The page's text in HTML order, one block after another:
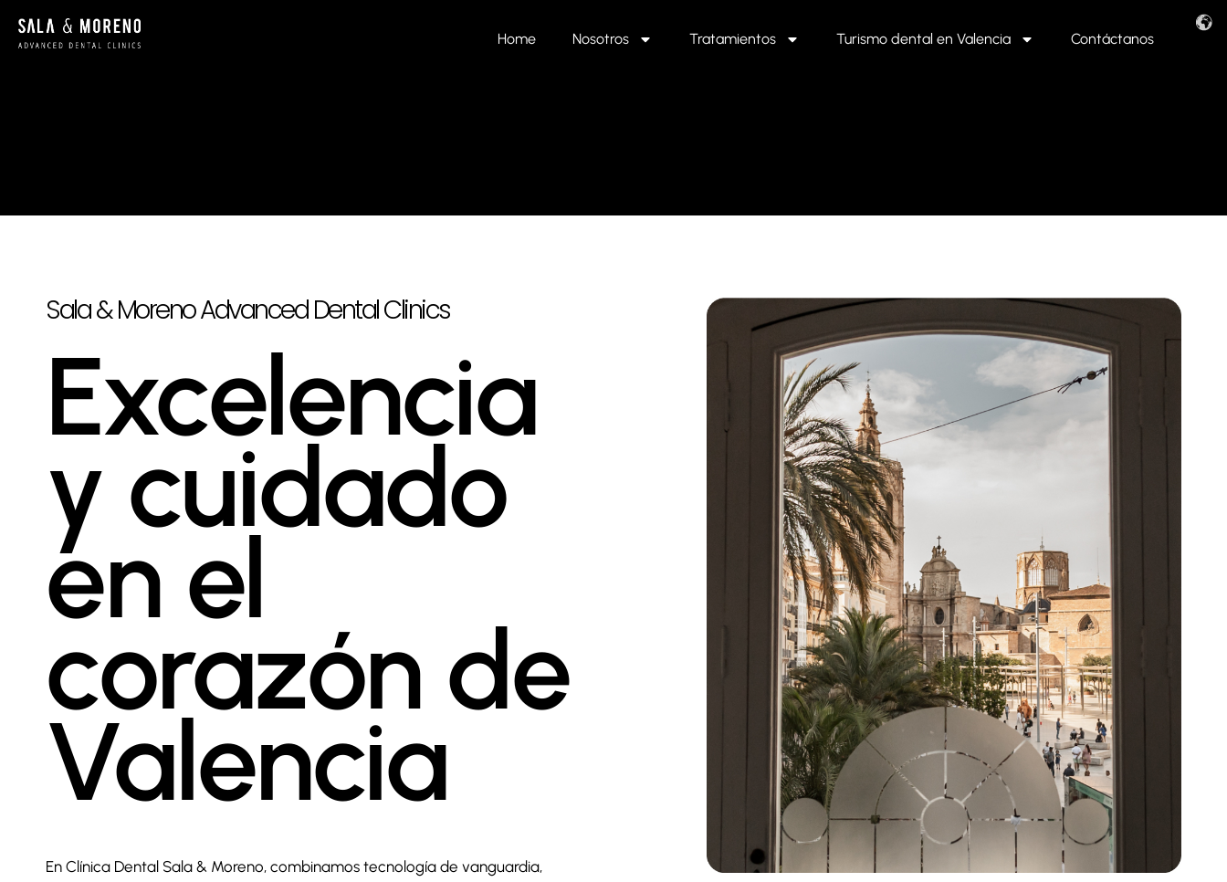
Home Nosotros Tratamientos Turismo dental en Valencia Contáctanos
Sala & Moreno Advanced Dental Clinics
Excelencia
y cuidado
en el
corazón de
Valencia
En Clínica Dental Sala & Moreno, combinamos tecnología de vanguardia,